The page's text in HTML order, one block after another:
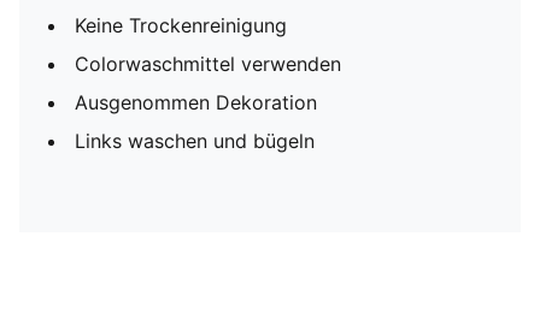
Keine Trockenreinigung
Colorwaschmittel verwenden
Ausgenommen Dekoration
Links waschen und bügeln